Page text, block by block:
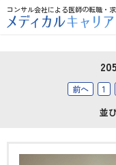
コンサル会社による医師の転職・
205
前へ 1
並